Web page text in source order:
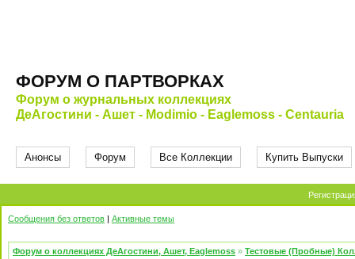
ФОРУМ О ПАРТВОРКАХ
Форум о журнальных коллекциях
ДеАгостини - Ашет - Modimio - Eaglemoss - Centauria
Анонсы Форум Все Коллекции Купить Выпуски
Сообщения без ответов | Активные темы
Форум о коллекциях ДеАгостини, Ашет, Eaglemoss » Тестовые (Пробные)